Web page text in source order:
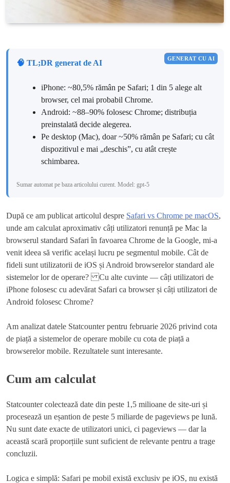
GENERAT CU AI
🧠 TL;DR generat de AI
iPhone: ~80,5% rămân pe Safari; 1 din 5 alege alt
browser, cel mai probabil Chrome.
Android: ~88–90% folosesc Chrome; distribuția
preinstalată decide alegerea.
Pe desktop (Mac), doar ~50% rămân pe Safari; cu cât
dispozitivul e mai „deschis”, cu atât crește
schimbarea.
Sumar automat pe baza articolului curent. Model: gpt-5
După ce am publicat articolul despre Safari vs Chrome pe macOS,
unde am calculat aproximativ câți utilizatori renunță pe Mac la
browserul standard Safari în favoarea Chrome de la Google, mi-a
venit ideea să verific același lucru pe segmentul mobile. Cât de
fideli sunt utilizatorii de iOS și Android browserelor standard ale
sistemelor lor de operare? Cu alte cuvinte — câți utilizatori de
iPhone folosesc cu adevărat Safari ca browser și câți utilizatori de
Android folosesc Chrome?
Am analizat datele Statcounter pentru februarie 2026 privind cota
de piață a sistemelor de operare mobile cu cota de piață a
browserelor mobile. Rezultatele sunt interesante.
Cum am calculat
Statcounter colectează date din peste 1,5 milioane de site-uri și
procesează un eșantion de peste 5 miliarde de pageviews pe lună.
Nu sunt date exacte de utilizatori unici, ci pageviews — dar la
această scară proporțiile sunt suficient de relevante pentru a trage
concluzii.
Logica e simplă: Safari pe mobil există exclusiv pe iOS, nu există